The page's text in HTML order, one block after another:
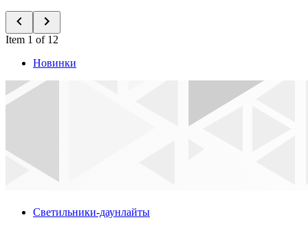
Item 1 of 12
Новинки
Светильники-даунлайты